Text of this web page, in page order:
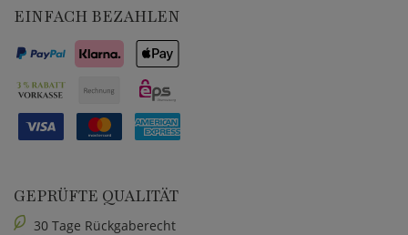
EINFACH BEZAHLEN
GEPRÜFTE QUALITÄT
30 Tage Rückgaberecht